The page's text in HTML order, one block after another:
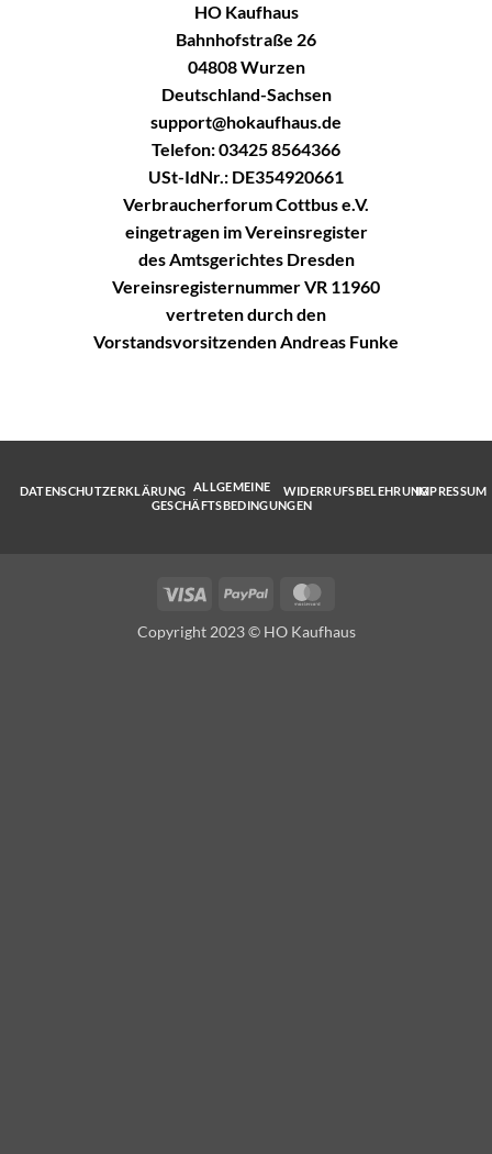
HO Kaufhaus
Bahnhofstraße 26
04808 Wurzen
Deutschland-Sachsen
support@hokaufhaus.de
Telefon: 03425 8564366
USt-IdNr.: DE354920661
Verbraucherforum Cottbus e.V.
eingetragen im Vereinsregister
des Amtsgerichtes Dresden
Vereinsregisternummer VR 11960
vertreten durch den
Vorstandsvorsitzenden Andreas Funke
DATENSCHUTZERKLÄRUNG ALLGEMEINE
GESCHÄFTSBEDINGUNGEN
WIDERRUFSBELEHRUNGIMPRESSUM
Visa PayPal
Copyright 2023 © HO Kaufhaus